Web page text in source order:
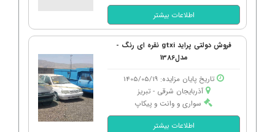
اطلاعات بیشتر
فروش دولتی پراید gtxi نقره ای رنگ -
مدل1386
تاریخ پایان مزایده: 1405/05/19
آذربایجان شرقی - تبریز
سواری و وانت و پیکاپ
اطلاعات بیشتر